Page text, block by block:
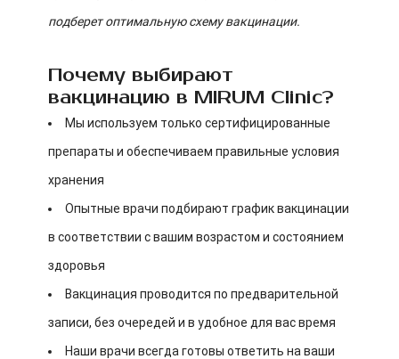
подберет оптимальную схему вакцинации.
Почему выбирают
вакцинацию в MIRUM Clinic?
Мы используем только сертифицированные
препараты и обеспечиваем правильные условия
хранения
Опытные врачи подбирают график вакцинации
в соответствии с вашим возрастом и состоянием
здоровья
Вакцинация проводится по предварительной
записи, без очередей и в удобное для вас время
Наши врачи всегда готовы ответить на ваши